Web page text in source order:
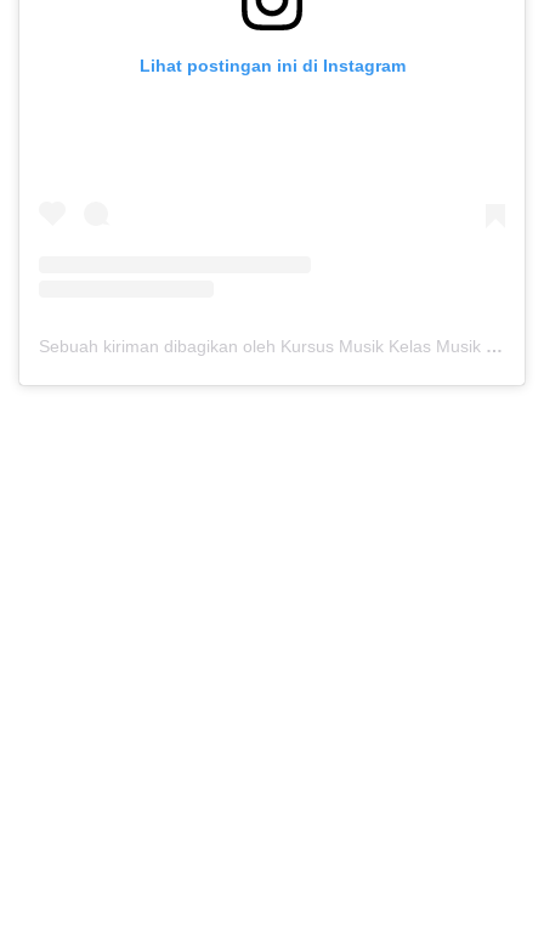
Lihat postingan ini di Instagram
Sebuah kiriman dibagikan oleh Kursus Musik Kelas Musik (@kelasmusik)